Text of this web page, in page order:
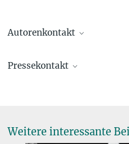
Autorenkontakt
Direktor
Pressekontakt
+49 351 4646-
Helge.Rosner@...
Weitere interessante